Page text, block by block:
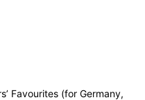
Favourites (for Germany,